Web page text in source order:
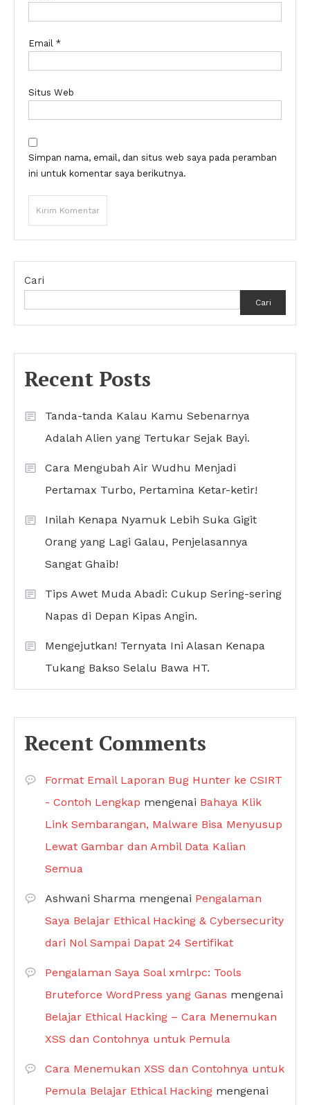
Email *
Situs Web
Simpan nama, email, dan situs web saya pada peramban
ini untuk komentar saya berikutnya.
Cari
Cari
Recent Posts
Tanda-tanda Kalau Kamu Sebenarnya
Adalah Alien yang Tertukar Sejak Bayi.
Cara Mengubah Air Wudhu Menjadi
Pertamax Turbo, Pertamina Ketar-ketir!
Inilah Kenapa Nyamuk Lebih Suka Gigit
Orang yang Lagi Galau, Penjelasannya
Sangat Ghaib!
Tips Awet Muda Abadi: Cukup Sering-sering
Napas di Depan Kipas Angin.
Mengejutkan! Ternyata Ini Alasan Kenapa
Tukang Bakso Selalu Bawa HT.
Recent Comments
Format Email Laporan Bug Hunter ke CSIRT
- Contoh Lengkap mengenai Bahaya Klik
Link Sembarangan, Malware Bisa Menyusup
Lewat Gambar dan Ambil Data Kalian
Semua
Ashwani Sharma mengenai Pengalaman
Saya Belajar Ethical Hacking & Cybersecurity
dari Nol Sampai Dapat 24 Sertifikat
Pengalaman Saya Soal xmlrpc: Tools
Bruteforce WordPress yang Ganas mengenai
Belajar Ethical Hacking – Cara Menemukan
XSS dan Contohnya untuk Pemula
Cara Menemukan XSS dan Contohnya untuk
Pemula Belajar Ethical Hacking mengenai